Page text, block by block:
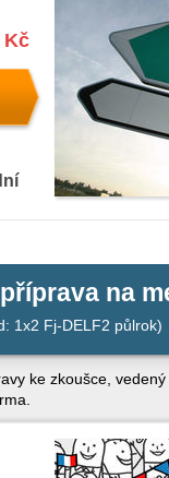
Kč
na
1x2 Fj-DELF2 půlrok)
ke zkoušce,